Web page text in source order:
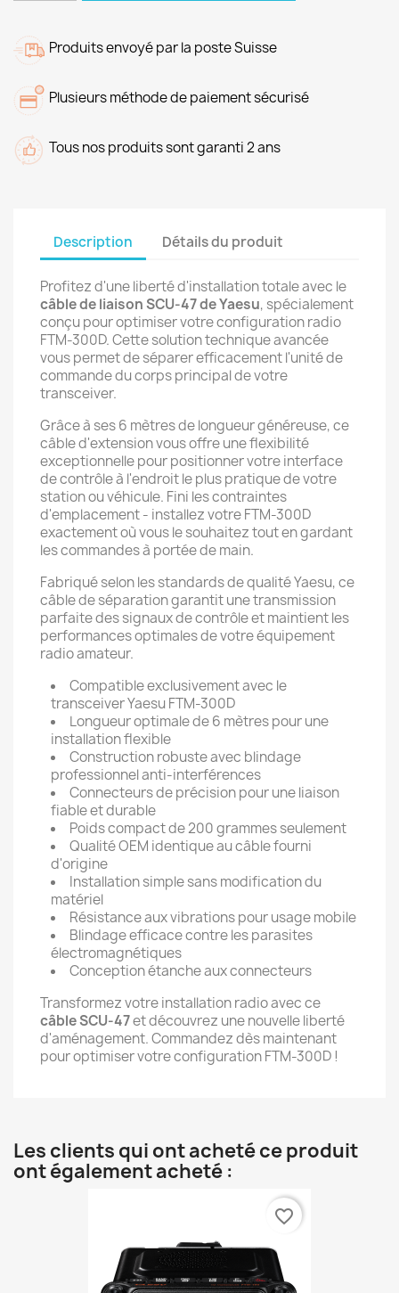
Produits envoyé par la poste Suisse
Plusieurs méthode de paiement sécurisé
Tous nos produits sont garanti 2 ans
Description Détails du produit
Profitez d'une liberté d'installation totale avec le
câble de liaison SCU-47 de Yaesu, spécialement
conçu pour optimiser votre configuration radio
FTM-300D. Cette solution technique avancée
vous permet de séparer efficacement l'unité de
commande du corps principal de votre
transceiver.
Grâce à ses 6 mètres de longueur généreuse, ce
câble d'extension vous offre une flexibilité
exceptionnelle pour positionner votre interface
de contrôle à l'endroit le plus pratique de votre
station ou véhicule. Fini les contraintes
d'emplacement - installez votre FTM-300D
exactement où vous le souhaitez tout en gardant
les commandes à portée de main.
Fabriqué selon les standards de qualité Yaesu, ce
câble de séparation garantit une transmission
parfaite des signaux de contrôle et maintient les
performances optimales de votre équipement
radio amateur.
Compatible exclusivement avec le
transceiver Yaesu FTM-300D
Longueur optimale de 6 mètres pour une
installation flexible
Construction robuste avec blindage
professionnel anti-interférences
Connecteurs de précision pour une liaison
fiable et durable
Poids compact de 200 grammes seulement
Qualité OEM identique au câble fourni
d'origine
Installation simple sans modification du
matériel
Résistance aux vibrations pour usage mobile
Blindage efficace contre les parasites
électromagnétiques
Conception étanche aux connecteurs
Transformez votre installation radio avec ce
câble SCU-47et découvrez une nouvelle liberté
d'aménagement. Commandez dès maintenant
pour optimiser votre configuration FTM-300D !
Les clients qui ont acheté ce produit
ont également acheté :
favorite_border